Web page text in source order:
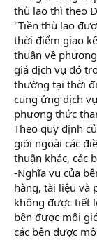
thù lao thì theo
"Tiền thù lao
thời điểm giao
thuận về
giá dịch vụ đó
thường tại thời
cung ứng dịch
phương thức
Theo quy định
giới ngoài các
thuận khác, các
-Nghĩa vụ của
hàng, tài liệu và
không được tiết
bên được môi
các bên được